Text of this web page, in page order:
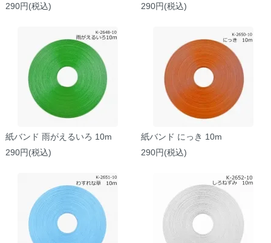
290円(税込)
290円(税込)
紙バンド 雨がえるいろ 10m
290円(税込)
紙バンド にっき 10m
290円(税込)